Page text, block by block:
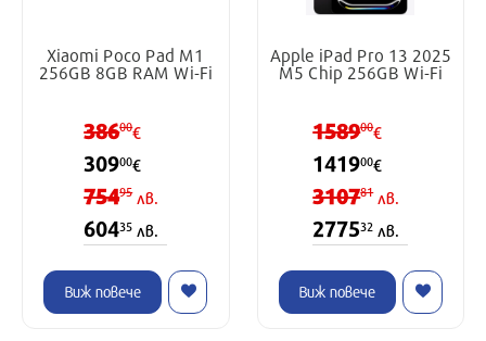
Xiaomi Poco Pad M1
256GB 8GB RAM Wi-Fi
38600€
30900€
75495лв.
60435 лв.
Виж повече
Apple iPad Pro 13 2025
M5 Chip 256GB Wi-Fi
158900€
141900€
310781лв.
277532 лв.
Виж повече